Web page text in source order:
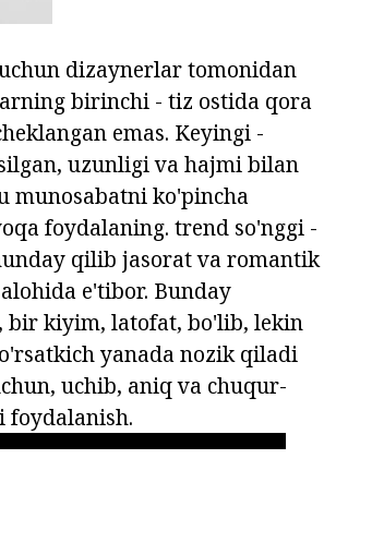
dizaynerlar tomonidan
birinchi - tiz ostida qora
emas. Keyingi -
uzunligi va hajmi bilan
munosabatni ko'pincha
foydalaning. trend so'nggi -
qilib jasorat va romantik
e'tibor. Bunday
kiyim, latofat, bo'lib, lekin
yanada nozik qiladi
uchib, aniq va chuqur-
foydalanish.